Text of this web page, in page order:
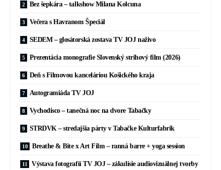
Bez šepkára – talkshow Milana Kolcuna
Večera s Havranom Špeciál
SEDEM – glosátorská zostava TV JOJ naživo
Prezentácia monografie Slovenský strihový film (2026)
Deň s Filmovou kanceláriou Košického kraja
Autogramiáda TV JOJ
Vychodisco – tanečná noc na dvore Tabačky
STRDVK – stredajšia párty v Tabačke Kulturfabrik
Breathe & Bite x Art Film – ranná barre + yoga session
Výstava fotografií TV JOJ – zákulisie audiovizuálnej tvorby